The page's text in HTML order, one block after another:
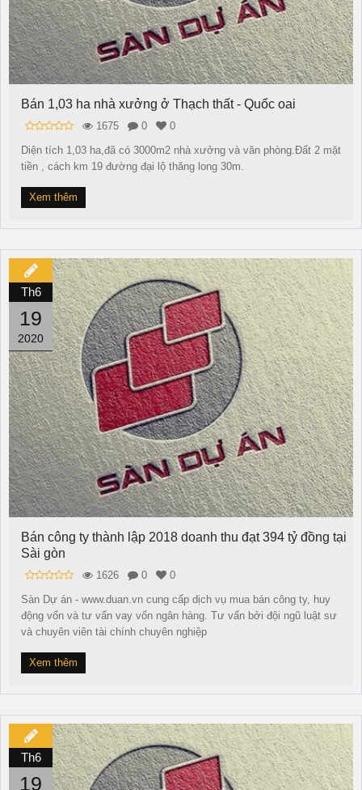
Bán 1,03 ha nhà xưởng ở Thạch thất - Quốc oai
1675 0
0
Diện tích 1,03 ha,đã có 3000m2 nhà xưởng và văn phòng.Đất 2 mặt
tiền , cách km 19 đường đại lộ thăng long 30m.
Xem thêm
Th6
19
2020
Bán công ty thành lập 2018 doanh thu đạt 394 tỷ đồng tại
Sài gòn
1626 0
0
Sàn Dự án - www.duan.vn cung cấp dịch vụ mua bán công ty, huy
động vốn và tư vấn vay vốn ngân hàng. Tư vấn bởi đội ngũ luật sư
và chuyên viên tài chính chuyên nghiệp
Xem thêm
Th6
19